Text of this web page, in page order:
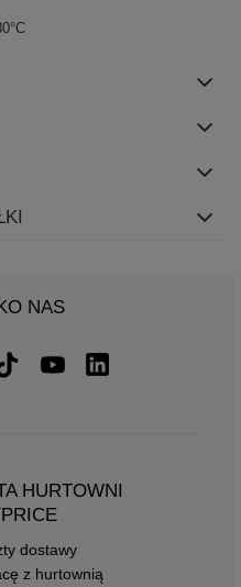
NAS
HURTOWNI
dostawy
z hurtownią